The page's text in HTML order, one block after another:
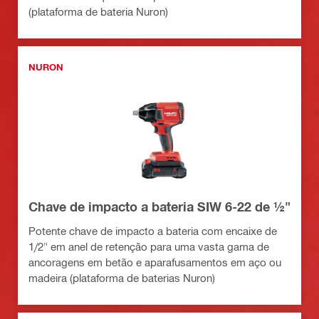
(plataforma de bateria Nuron)
NURON
Chave de impacto a bateria SIW 6-22 de ½"
Potente chave de impacto a bateria com encaixe de
1/2" em anel de retenção para uma vasta gama de
ancoragens em betão e aparafusamentos em aço ou
madeira (plataforma de baterias Nuron)